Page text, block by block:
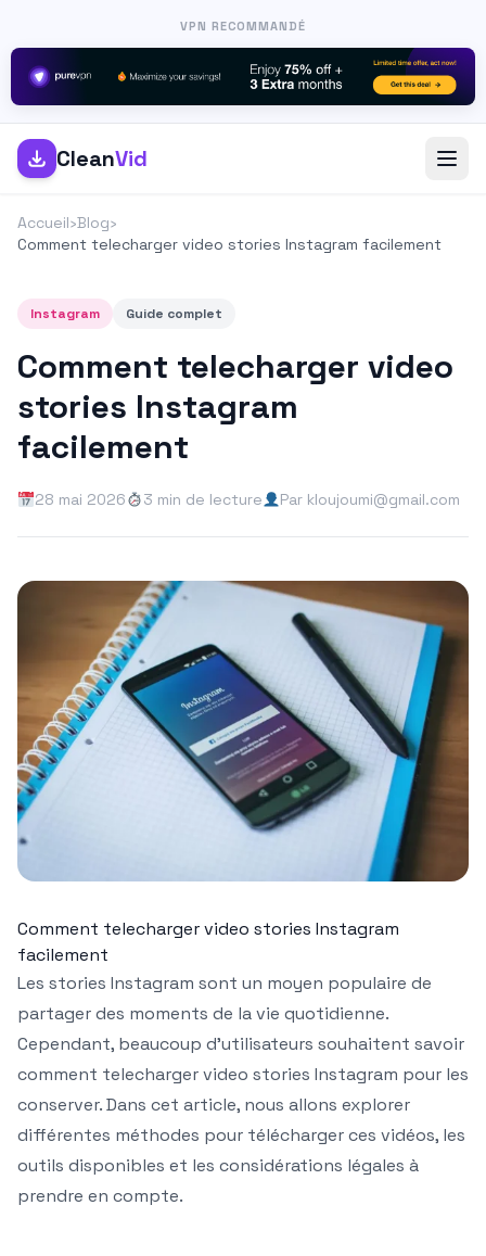
VPN RECOMMANDÉ
CleanVid
Accueil›Blog›
Comment telecharger video stories Instagram facilement
Instagram Guide complet
Comment telecharger video
stories Instagram
facilement
28 mai 2026 3 min de lecture Par kloujoumi@gmail.com
Comment telecharger video stories Instagram
facilement
Les stories Instagram sont un moyen populaire de
partager des moments de la vie quotidienne.
Cependant, beaucoup d’utilisateurs souhaitent savoir
comment telecharger video stories Instagram pour les
conserver. Dans cet article, nous allons explorer
différentes méthodes pour télécharger ces vidéos, les
outils disponibles et les considérations légales à
prendre en compte.